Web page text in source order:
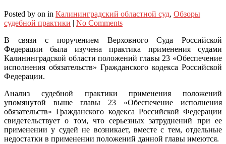
Posted by on in Калининградский областной суд, Обзоры
судебной практики | No Comments
В связи с поручением Верховного Суда Российской
Федерации была изучена практика применения судами
Калининградской области положений главы 23 «Обеспечение
исполнения обязательств» Гражданского кодекса Российской
Федерации.
Анализ судебной практики применения положений
упомянутой выше главы 23 «Обеспечение исполнения
обязательств» Гражданского кодекса Российской Федерации
свидетельствует о том, что серьезных затруднений при ее
применении у судей не возникает, вместе с тем, отдельные
недостатки в применении положений данной главы имеются.